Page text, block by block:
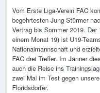
Vom Erste Liga-Verein FAC
begehrtesten Jung-Stürmer
Vertrag bis Sommer 2019.
einem Monat 19) ist U19-
Nationalmannschaft und
FAC drei Treffer. Im Jänner
auch die Reise ins
zwei Mal im Test gegen
Floridsdorfer.